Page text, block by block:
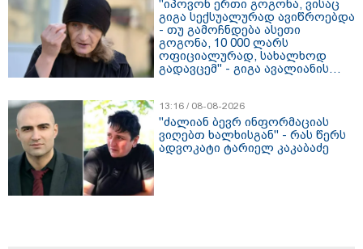
"იპოვონ ერთი გოგონა, ვისაც
გიგა სექსუალურად ავიწროებდა
- თუ გამოჩნდება ასეთი
გოგონა, 10 000 ლარს
ოფიციალურად, სახალხოდ
გადავცემ" - გიგა ავალიანის
13:16 / 08-08-2026
"ძალიან ბევრ ინფორმაციას
ვიღებთ ხალხისგან" - რას წერს
ადვოკატი ტარიელ კაკაბაძე